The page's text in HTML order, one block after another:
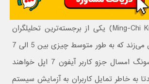
مینگ چی کو (Ming-Chi Kuo) یکی از برجسته‌ترین تحلیلگران
بازار موبایل تخمین می‌زند که به طور متوسط چیزی بین 5 الی 7
میلیون کاربر سامسونگ امسال جزو کاربر آیفون 7 اپل خواهند
به خاطر تمایل کاربران به آزمایش سیستم